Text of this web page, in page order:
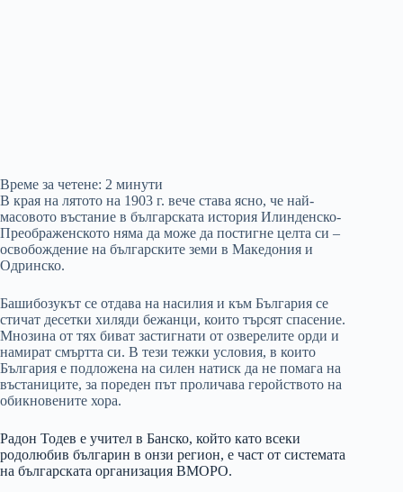
Време за четене: 2 минути
В края на лятото на 1903 г. вече става ясно, че най-
масовото въстание в българската история Илинденско-
Преображенското няма да може да постигне целта си –
освобождение на българските земи в Македония и
Одринско.
Башибозукът се отдава на насилия и към България се
стичат десетки хиляди бежанци, които търсят спасение.
Мнозина от тях биват застигнати от озверелите орди и
намират смъртта си. В тези тежки условия, в които
България е подложена на силен натиск да не помага на
въстаниците, за пореден път проличава геройството на
обикновените хора.
Радон Тодев е учител в Банско, който като всеки
родолюбив българин в онзи регион, е част от системата
на българската организация ВМОРО.